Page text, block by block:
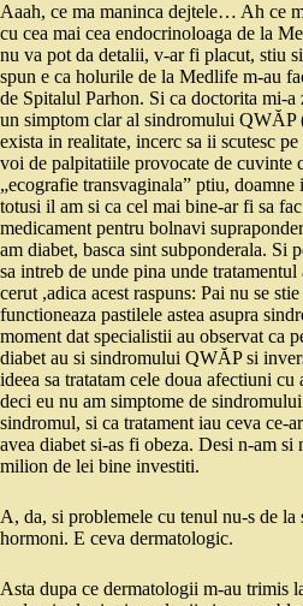
Aaah, ce ma maninca dejtele… Ah ce
cu cea mai cea endocrinoloaga de la
nu va pot da detalii, v-ar fi placut, stiu
spun e ca holurile de la Medlife m-au
de Spitalul Parhon. Si ca doctorita mi-a
un simptom clar al sindromului QWĂP
exista in realitate, incerc sa ii scutesc
voi de palpitatiile provocate de cuvinte
„ecografie transvaginala” ptiu, doamne
totusi il am si ca cel mai bine-ar fi sa
medicament pentru bolnavi
am diabet, basca sint subponderala. Si
sa intreb de unde pina unde tratamentul
cerut ,adica acest raspuns: Pai nu se
functioneaza pastilele astea asupra
moment dat specialistii au observat ca
diabet au si sindromului QWĂP si
ideea sa tratatam cele doua afectiuni cu
deci eu nu am simptome de
sindromul, si ca tratament iau ceva ce-
avea diabet si-as fi obeza. Desi n-am si
milion de lei bine investiti.
A, da, si problemele cu tenul nu-s de la
hormoni. E ceva dermatologic.
Asta dupa ce dermatologii m-au trimis